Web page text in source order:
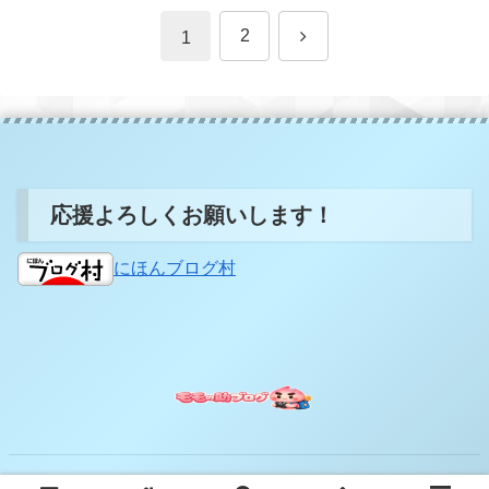
1 2 次
応援よろしくお願いします！
にほんブログ村